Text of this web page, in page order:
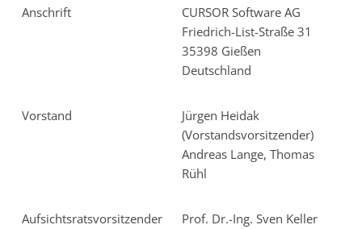
Anschrift
CURSOR Software AG
Friedrich-List-Straße 31
35398 Gießen
Deutschland
Vorstand
Jürgen Heidak
(Vorstandsvorsitzender)
Andreas Lange, Thomas
Rühl
Aufsichtsratsvorsitzender Prof. Dr.-Ing. Sven Keller